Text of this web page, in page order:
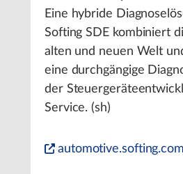
Eine hybride
Softing SDE kombiniert
alten und neuen Welt
eine durchgängige
der
Service. (sh)
automotive.softing.com